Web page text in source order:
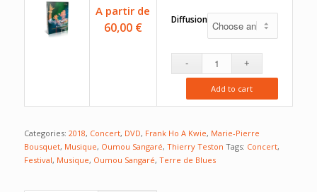
A partir de
60,00 €
Diffusion
Add to cart
Categories: 2018, Concert, DVD, Frank Ho A Kwie, Marie-Pierre
Bousquet, Musique, Oumou Sangaré, Thierry Teston Tags: Concert,
Festival, Musique, Oumou Sangaré, Terre de Blues